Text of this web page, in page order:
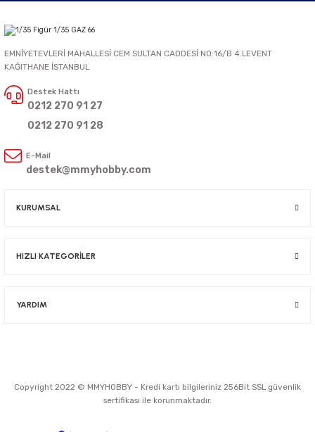
EMNİYETEVLERİ MAHALLESİ CEM SULTAN CADDESİ NO:16/B 4.LEVENT
KAĞITHANE İSTANBUL
Destek Hattı
0212 270 91 27
0212 270 91 28
E-Mail
destek@mmyhobby.com
KURUMSAL
HIZLI KATEGORİLER
YARDIM
Copyright 2022 © MMYHOBBY - Kredi kartı bilgileriniz 256Bit SSL güvenlik
sertifikası ile korunmaktadır.